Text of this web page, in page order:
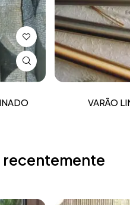
VARÃO
recentemente